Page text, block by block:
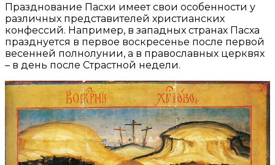
Празднование Пасхи имеет свои особенности у
различных представителей христианских
конфессий. Например, в западных странах Пасха
празднуется в первое воскресенье после первой
весенней полнолунии, а в православных церквях
– в день после Страстной недели.